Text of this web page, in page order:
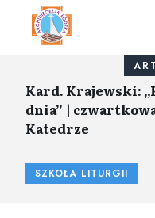
Kard. Krajewski:
dnia” |
Katedrze
SZKOŁA LITURGII